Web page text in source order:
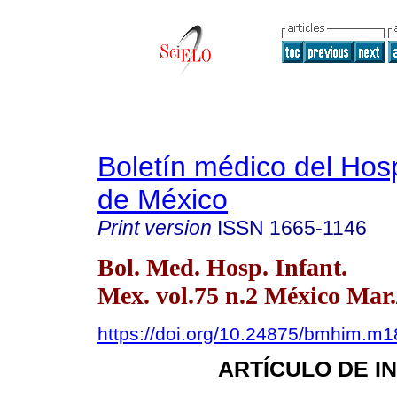
Boletín médico del
de México
Print version ISSN 1665-1146
Bol. Med. Hosp. Infant.
Mex. vol.75 n.2 México
https://doi.org/10.24875/
ARTÍCULO DE